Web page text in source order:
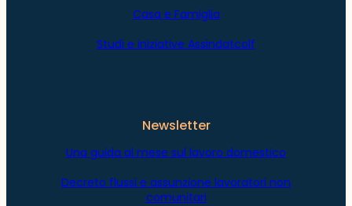
Casa e Famiglia
Studi e iniziative Assindatcolf
Newsletter
Una guida al mese sul lavoro domestico
Decreto flussi e assunzione lavoratori non
comunitari